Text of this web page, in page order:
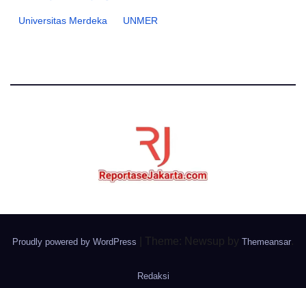
Universitas Merdeka UNMER
Proudly powered by WordPress Theme: Newsup by Themeansar.
Redaksi